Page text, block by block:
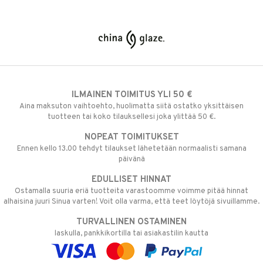
ILMAINEN TOIMITUS YLI 50 €
Aina maksuton vaihtoehto, huolimatta siitä ostatko yksittäisen
tuotteen tai koko tilauksellesi joka ylittää 50 €.
NOPEAT TOIMITUKSET
Ennen kello 13.00 tehdyt tilaukset lähetetään normaalisti samana
päivänä
EDULLISET HINNAT
Ostamalla suuria eriä tuotteita varastoomme voimme pitää hinnat
alhaisina juuri Sinua varten! Voit olla varma, että teet löytöjä sivuillamme.
TURVALLINEN OSTAMINEN
laskulla, pankkikortilla tai asiakastilin kautta